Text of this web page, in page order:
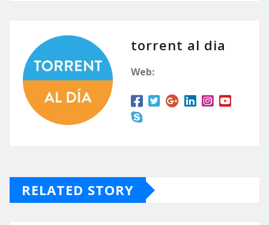
torrent al dia
Web:
RELATED STORY